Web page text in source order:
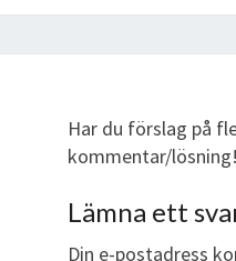
Har du förslag på
kommentar/lösning!
Lämna ett
Din e-postadress